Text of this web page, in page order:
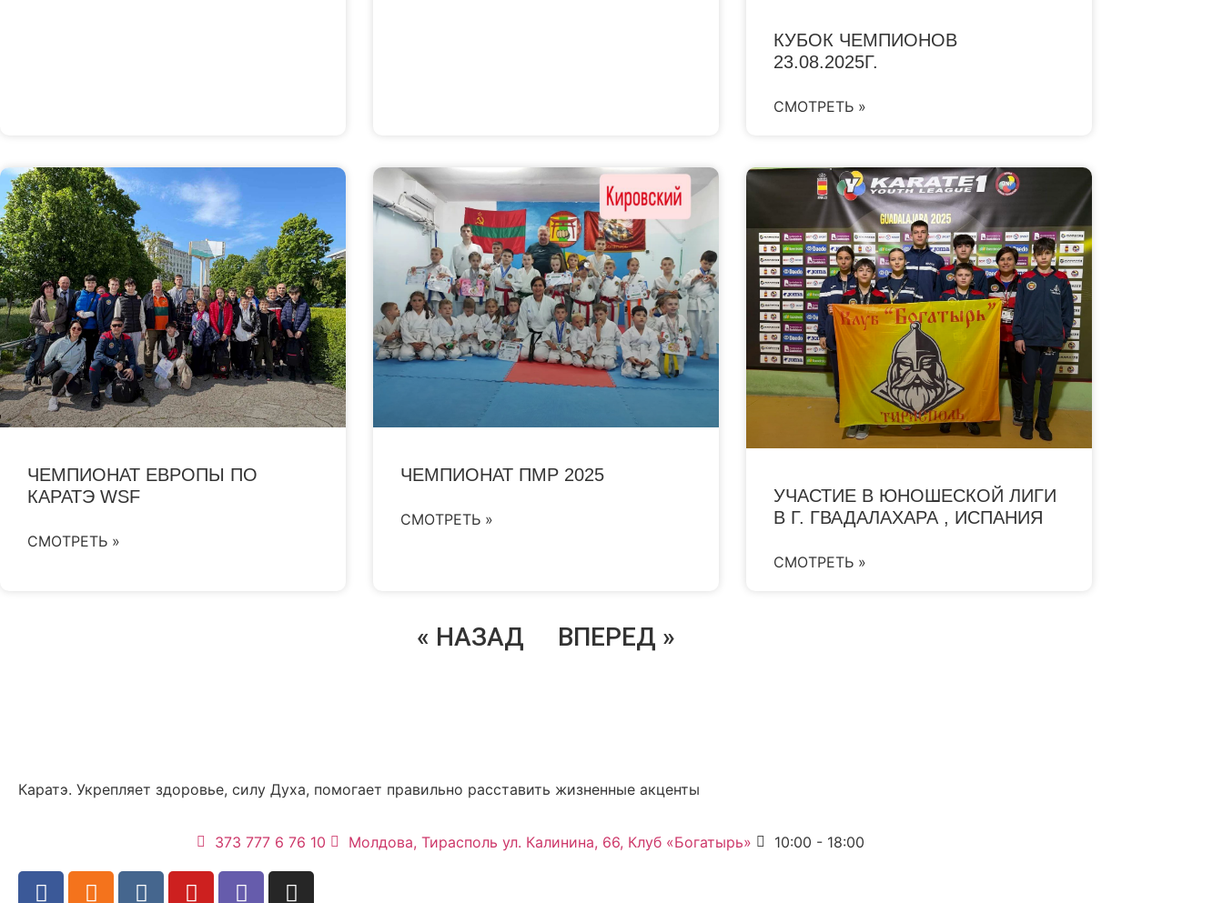
КУБОК ЧЕМПИОНОВ
23.08.2025Г.
СМОТРЕТЬ »
ЧЕМПИОНАТ ЕВРОПЫ ПО
КАРАТЭ WSF
СМОТРЕТЬ »
ЧЕМПИОНАТ ПМР 2025
СМОТРЕТЬ »
УЧАСТИЕ В ЮНОШЕСКОЙ ЛИГИ
В Г. ГВАДАЛАХАРА , ИСПАНИЯ
СМОТРЕТЬ »
« НАЗАД ВПЕРЕД »
Каратэ. Укрепляет здоровье, силу Духа, помогает правильно расставить жизненные акценты
373 777 6 76 10 Молдова, Тирасполь ул. Калинина, 66, Клуб «Богатырь» 10:00 - 18:00